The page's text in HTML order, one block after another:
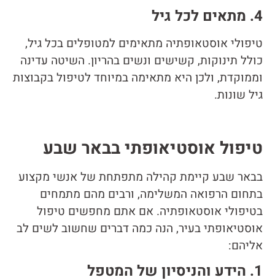
4. מתאים לכל גיל
טיפולי אוסטאופתיה מתאימים למטופלים בכל גיל,
כולל תינוקות, קשישים ונשים בהריון. השיטה עדינה
וממוקדת, ולכן היא מתאימה במיוחד לטיפול בקבוצות
גיל שונות.
טיפול אוסטיאופתי בבאר שבע
בבאר שבע קיימת קהילה מתפתחת של אנשי מקצוע
בתחום הרפואה המשלימה, ורבים מהם מתמחים
בטיפולי אוסטאופתיה. אם אתם מחפשים טיפול
אוסטיאופתי בעיר, הנה כמה דברים שחשוב לשים לב
אליהם:
1. הידע והניסיון של המטפל